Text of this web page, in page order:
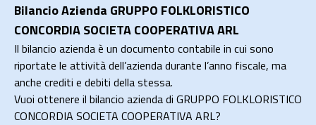
Bilancio Azienda GRUPPO FOLKLORISTICO
CONCORDIA SOCIETA COOPERATIVA ARL
Il bilancio azienda è un documento contabile in cui sono
riportate le attività dell’azienda durante l’anno fiscale, ma
anche crediti e debiti della stessa.
Vuoi ottenere il bilancio azienda di GRUPPO FOLKLORISTICO
CONCORDIA SOCIETA COOPERATIVA ARL?